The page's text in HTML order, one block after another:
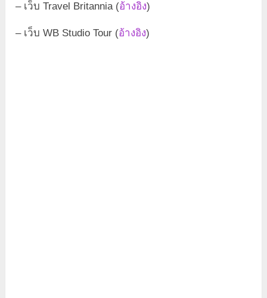
– เว็บ Travel Britannia (อ้างอิง)
– เว็บ WB Studio Tour (อ้างอิง)